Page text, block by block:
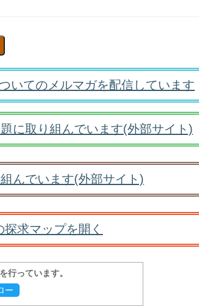
いてのメルマガを配信しています
に取り組んでいます(外部サイト)
んでいます(外部サイト)
求マップを開く
行っています。
ー